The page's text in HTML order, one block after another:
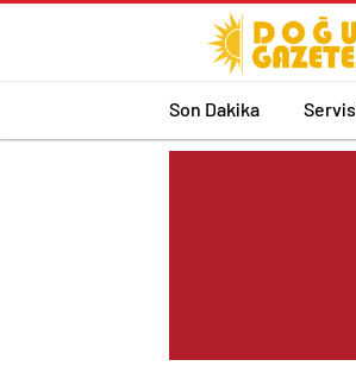
Son Dakika